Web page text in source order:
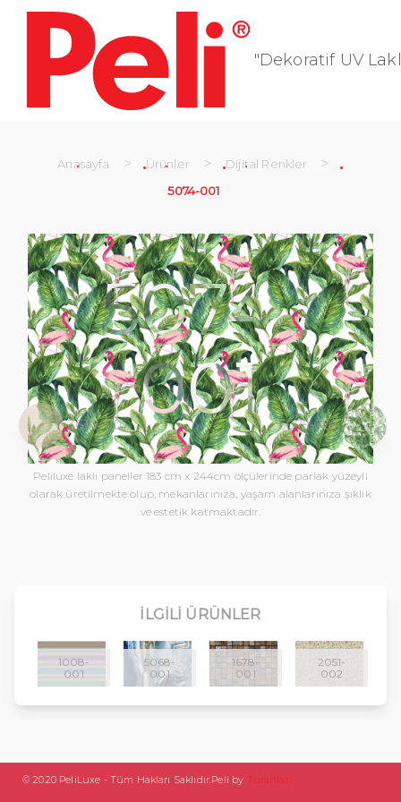
"Dekoratif UV
Anasayfa > Ürünler > Dijital Renkler >
5074-001
5074-
001
Peliluxe laklı paneller 183 cm x 244cm ölçülerinde parlak yüzeyli
olarak üretilmekte olup, mekanlarınıza, yaşam alanlarınıza şıklık
ve estetik katmaktadır.
İLGILI ÜRÜNLER
1008-
001
5068-
001
1678-
001
2051-
002
3630-001 5075-001
© 2020 PeliLuxe - Tüm Hakları Saklıdır.Peli by Turanlar